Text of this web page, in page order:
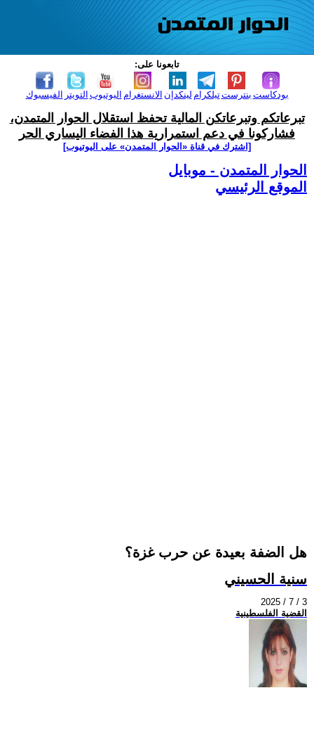
تابعونا على:
الفيسبوك التويتر اليوتيوب الانستغرام لينكدإن تيلكرامبنترست بودكاست
تبرعاتكم وتبرعاتكن المالية تحفظ استقلال الحوار المتمدن،
فشاركونا في دعم استمرارية هذا الفضاء اليساري الحر
[اشترك في قناة ‫«الحوار المتمدن» على اليوتيوب]
الحوار المتمدن - موبايل
الموقع الرئيسي
هل الضفة بعيدة عن حرب غزة؟
سنية الحسيني
2025 / 7 / 3
القضية الفلسطينية